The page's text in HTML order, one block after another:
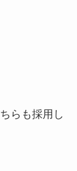
らも採用し